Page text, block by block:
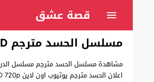
قصة عشق
مسلسل الحسد مترجم HD
مشاهدة مسلسل الحسد مترجم مسلسل
اعلان الحسد مترجم يوتيوب اون لاين 1080p HD 720p جودة عالية وتحميل مجاني Kıskanmak مترجم على موقع قصة عشق